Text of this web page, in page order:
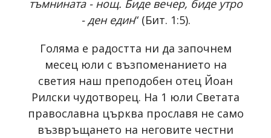
тъмнината - нощ. Биде вечер, биде утро
- ден един“ (Бит. 1:5).
Голяма е радостта ни да започнем
месец юли с възпоменанието на
светия наш преподобен отец Йоан
Рилски чудотворец. На 1 юли Светата
православна църква прославя не само
възвръщането на неговите честни